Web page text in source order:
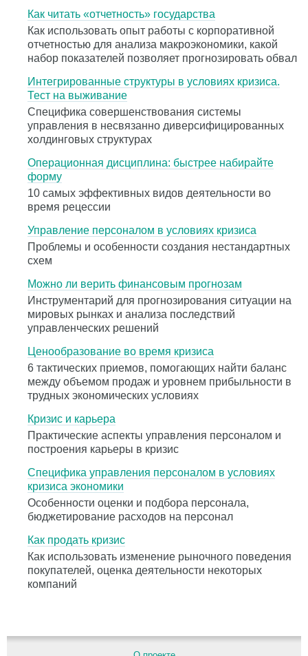
Как читать «отчетность» государства
Как использовать опыт работы с корпоративной
отчетностью для анализа макроэкономики, какой
набор показателей позволяет прогнозировать обвал
Интегрированные структуры в условиях кризиса.
Тест на выживание
Специфика совершенствования системы
управления в несвязанно диверсифицированных
холдинговых структурах
Операционная дисциплина: быстрее набирайте
форму
10 самых эффективных видов деятельности во
время рецессии
Управление персоналом в условиях кризиса
Проблемы и особенности создания нестандартных
схем
Можно ли верить финансовым прогнозам
Инструментарий для прогнозирования ситуации на
мировых рынках и анализа последствий
управленческих решений
Ценообразование во время кризиса
6 тактических приемов, помогающих найти баланс
между объемом продаж и уровнем прибыльности в
трудных экономических условиях
Кризис и карьера
Практические аспекты управления персоналом и
построения карьеры в кризис
Специфика управления персоналом в условиях
кризиса экономики
Особенности оценки и подбора персонала,
бюджетирование расходов на персонал
Как продать кризис
Как использовать изменение рыночного поведения
покупателей, оценка деятельности некоторых
компаний